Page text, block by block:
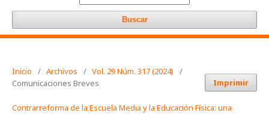
Buscar
Inicio / Archivos / Vol. 29 Núm. 317 (2024)
/
Comunicaciones Breves
Imprimir
Contrarreforma de la Escuela Media y la Educación Física: una